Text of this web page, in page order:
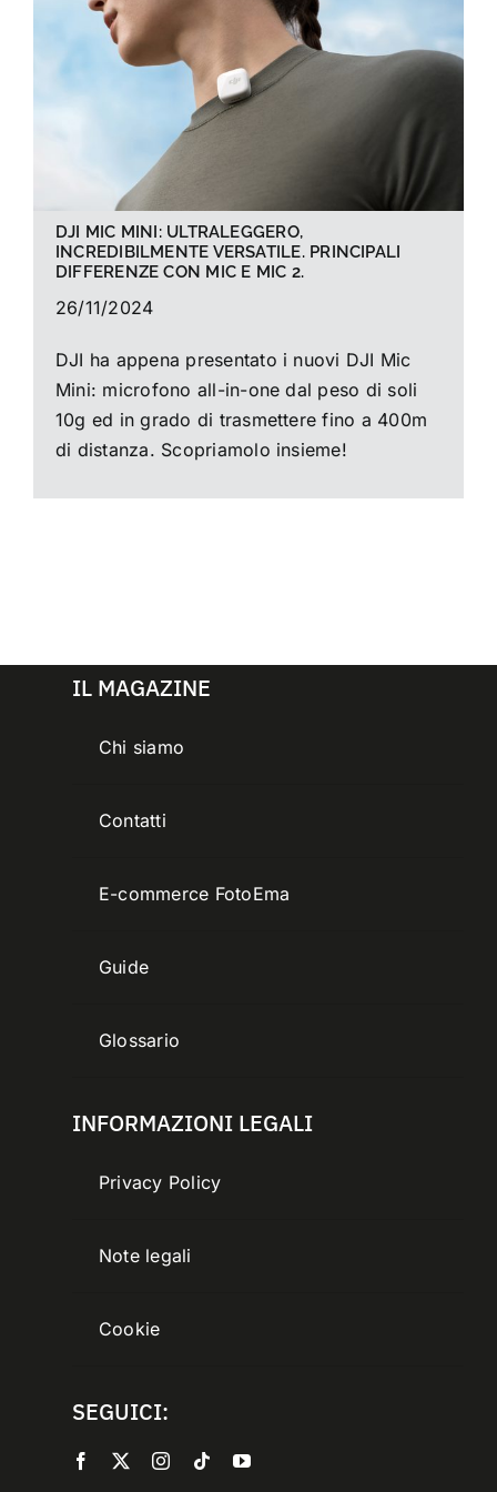
La foto del mese
DJI MIC MINI: ULTRALEGGERO,
INCREDIBILMENTE VERSATILE. PRINCIPALI
DIFFERENZE CON MIC E MIC 2.
26/11/2024
DJI ha appena presentato i nuovi DJI Mic
Mini: microfono all-in-one dal peso di soli
10g ed in grado di trasmettere fino a 400m
di distanza. Scopriamolo insieme!
IL MAGAZINE
Chi siamo
Contatti
E-commerce FotoEma
Guide
Glossario
INFORMAZIONI LEGALI
Privacy Policy
Note legali
Cookie
SEGUICI: